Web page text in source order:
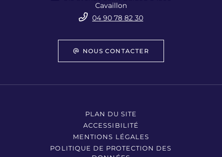
Cavaillon
04 90 78 82 30
NOUS CONTACTER
PLAN DU SITE
ACCESSIBILITÉ
MENTIONS LÉGALES
POLITIQUE DE PROTECTION DES